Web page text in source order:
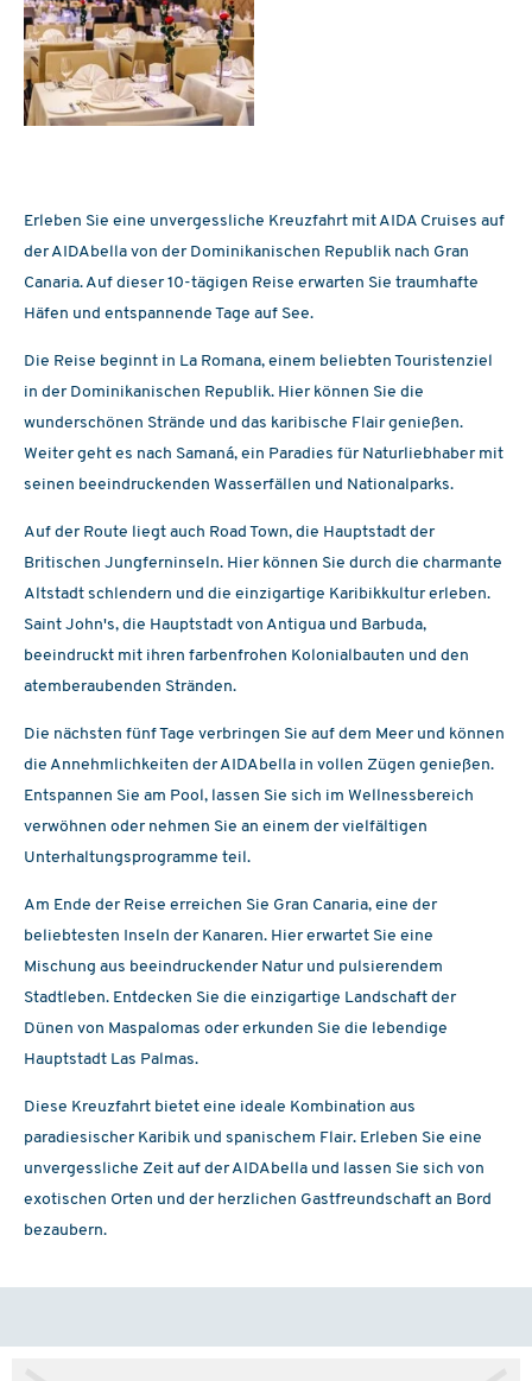
Erleben Sie eine unvergessliche Kreuzfahrt mit AIDA Cruises auf
der AIDAbella von der Dominikanischen Republik nach Gran
Canaria. Auf dieser 10-tägigen Reise erwarten Sie traumhafte
Häfen und entspannende Tage auf See.
Die Reise beginnt in La Romana, einem beliebten Touristenziel
in der Dominikanischen Republik. Hier können Sie die
wunderschönen Strände und das karibische Flair genießen.
Weiter geht es nach Samaná, ein Paradies für Naturliebhaber mit
seinen beeindruckenden Wasserfällen und Nationalparks.
Auf der Route liegt auch Road Town, die Hauptstadt der
Britischen Jungferninseln. Hier können Sie durch die charmante
Altstadt schlendern und die einzigartige Karibikkultur erleben.
Saint John's, die Hauptstadt von Antigua und Barbuda,
beeindruckt mit ihren farbenfrohen Kolonialbauten und den
atemberaubenden Stränden.
Die nächsten fünf Tage verbringen Sie auf dem Meer und können
die Annehmlichkeiten der AIDAbella in vollen Zügen genießen.
Entspannen Sie am Pool, lassen Sie sich im Wellnessbereich
verwöhnen oder nehmen Sie an einem der vielfältigen
Unterhaltungsprogramme teil.
Am Ende der Reise erreichen Sie Gran Canaria, eine der
beliebtesten Inseln der Kanaren. Hier erwartet Sie eine
Mischung aus beeindruckender Natur und pulsierendem
Stadtleben. Entdecken Sie die einzigartige Landschaft der
Dünen von Maspalomas oder erkunden Sie die lebendige
Hauptstadt Las Palmas.
Diese Kreuzfahrt bietet eine ideale Kombination aus
paradiesischer Karibik und spanischem Flair. Erleben Sie eine
unvergessliche Zeit auf der AIDAbella und lassen Sie sich von
exotischen Orten und der herzlichen Gastfreundschaft an Bord
bezaubern.